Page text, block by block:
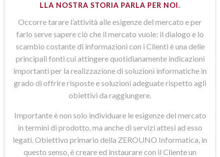
LLA NOSTRA STORIA PARLA PER NOI.
Occorre tarare l’attività alle esigenze del mercato e per
farlo serve sapere ciò che il mercato vuole: il dialogo e lo
scambio costante di informazioni con i Clienti è una delle
principali fonti cui attingere quotidianamente indicazioni
importanti per la realizzazione di soluzioni informatiche in
grado di offrire risposte e soluzioni adeguate rispetto agli
obiettivi da raggiungere.
Importante è non solo individuare le esigenze del mercato
in termini di prodotto, ma anche di servizi attesi ad esso
legati. Obiettivo primario della ZEROUNO Informatica, in
questo senso, è creare ed instaurare con il Cliente un